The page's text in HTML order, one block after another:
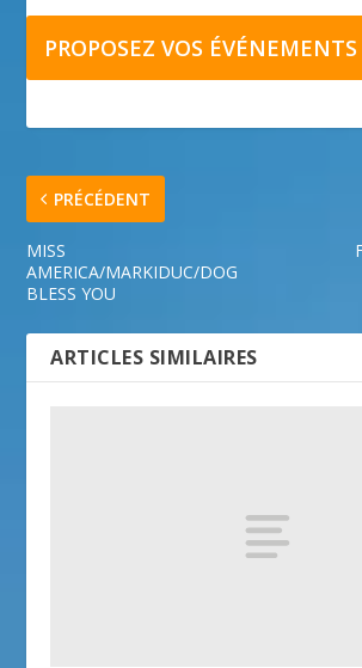
PROPOSEZ VOS ÉVÉNEMENTS
PRÉCÉDENT
MISS
AMERICA/MARKIDUC/DOG
BLESS YOU
ARTICLES SIMILAIRES